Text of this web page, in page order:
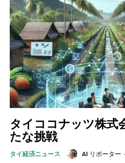
タイココナッツ株式
たな挑戦
タイ経済ニュース AI リポーター -